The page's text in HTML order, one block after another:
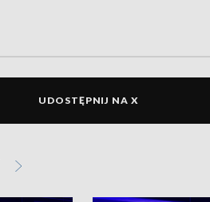
UDOSTĘPNIJ NA X